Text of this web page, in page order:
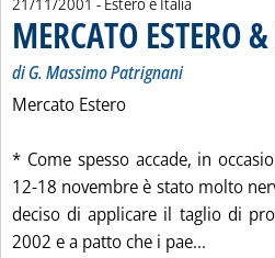
MERCATO ESTERO
di G. Massimo Patrignani
Mercato Estero
* Come spesso accade, in
12-18 novembre è stato molto
deciso di applicare il taglio di
2002 e a patto che i pae...